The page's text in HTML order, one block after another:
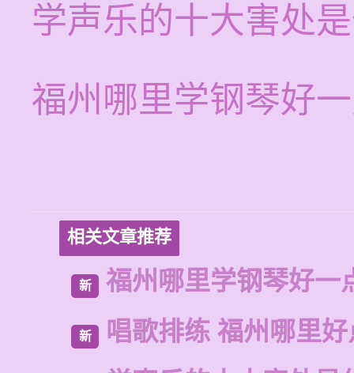
学声乐的十大害处
福州哪里学钢琴好
相关文章推荐
新 福州哪里学钢琴好一
新
唱歌排练 福州哪里好